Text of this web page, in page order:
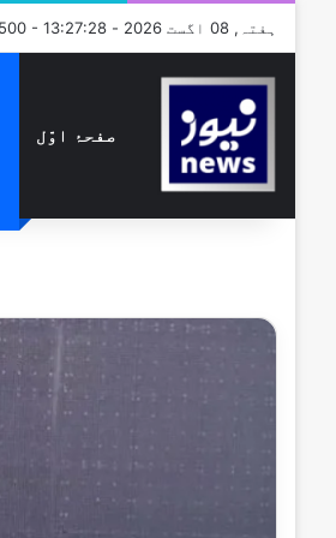
ہفتہ, 08 اگست 2026 - GMT+0500 - 13:27:28
صفحۂ اوّل